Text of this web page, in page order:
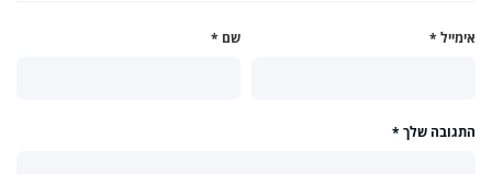
שם * אימייל *
התגובה שלך *